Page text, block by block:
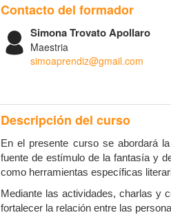
Contacto del formador
Simona Trovato Apollaro
Maestria
simoaprendiz@gmail.com
Descripción del curso
En el presente curso se abordará
fuente de estímulo de la fantasía y
como herramientas específicas
Mediante las actividades, charlas y
fortalecer la relación entre las